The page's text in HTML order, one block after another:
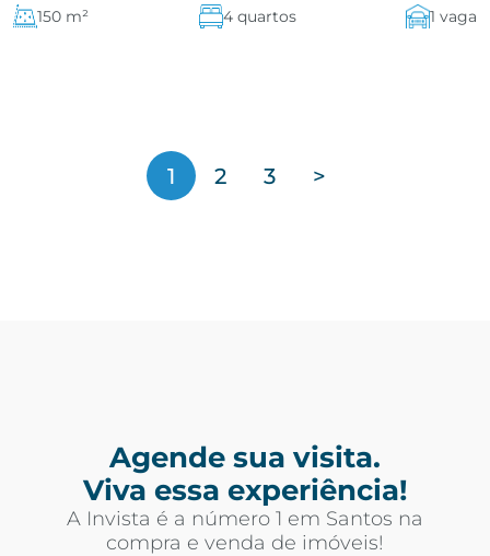
150 m² 4 quartos 1 vaga
1 2 3 >
Agende sua visita.
Viva essa experiência!
A Invista é a número 1 em Santos na
compra e venda de imóveis!